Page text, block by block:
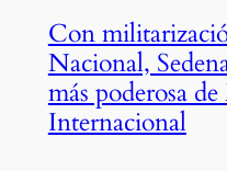
Con
Nacional,
más poderosa
Internacional